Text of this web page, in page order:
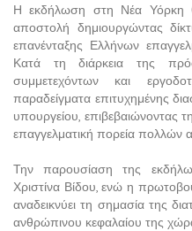
Η εκδήλωση στη Νέα Υόρκη
αποστολή δημιουργώντας
επανένταξης Ελλήνων
Κατά τη διάρκεια της
συμμετεχόντων και
παραδείγματα επιτυχημένης
υπουργείου, επιβεβαιώνοντας
επαγγελματική πορεία πολλών
Την παρουσίαση της
Χριστίνα Βίδου, ενώ η
αναδεικνύει τη σημασία της
ανθρώπινου κεφαλαίου της